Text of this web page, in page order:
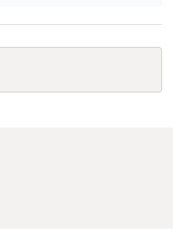
というものではな
は、裁判を起こして判
どうかを検討する必
申し立てる方法もあ
う）、その後の交渉
になるかもしれない
き点はいろいろあり